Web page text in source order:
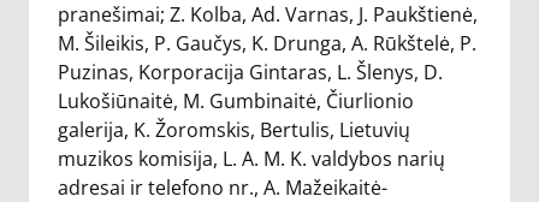
pranešimai; Z. Kolba, Ad. Varnas, J. Paukštienė,
M. Šileikis, P. Gaučys, K. Drunga, A. Rūkštelė, P.
Puzinas, Korporacija Gintaras, L. Šlenys, D.
Lukošiūnaitė, M. Gumbinaitė, Čiurlionio
galerija, K. Žoromskis, Bertulis, Lietuvių
muzikos komisija, L. A. M. K. valdybos narių
adresai ir telefono nr., A. Mažeikaitė-